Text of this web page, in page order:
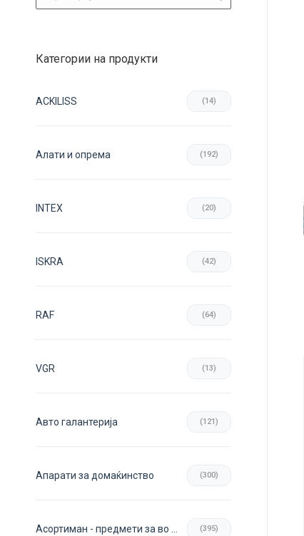
Категории на продукти
ACKILISS (14)
Aлати и опрема (192)
INTEX (20)
ISKRA (42)
RAF (64)
VGR (13)
Авто галантерија (121)
Апарати за домаќинство (300)
(395)